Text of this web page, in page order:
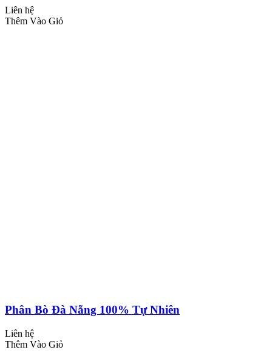
Liên hệ
Thêm Vào Giỏ
Phân Bò Đà Nẵng 100% Tự Nhiên
Liên hệ
Thêm Vào Giỏ